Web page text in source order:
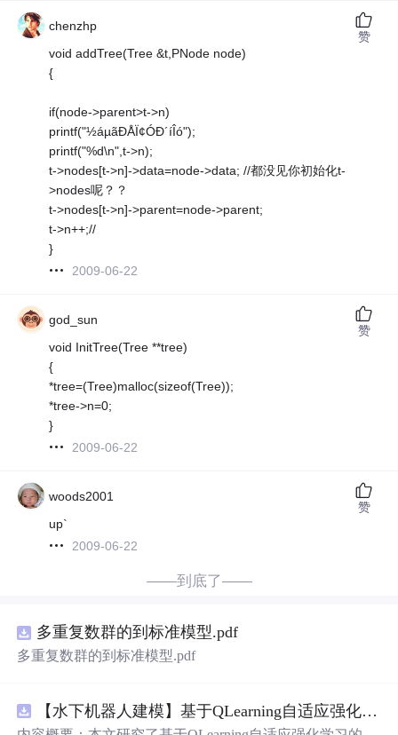
chenzhp
void addTree(Tree &t,PNode node)
{
if(node->parent>t->n)
printf("½áµãÐÅÏ¢ÓÐ´íÎó");
printf("%d\n",t->n);
t->nodes[t->n]->data=node->data; //都没见你初始化t-
>nodes呢？？
t->nodes[t->n]->parent=node->parent;
t->n++;//
}
2009-06-22
赞
god_sun
void InitTree(Tree **tree)
{
*tree=(Tree)malloc(sizeof(Tree));
*tree->n=0;
}
2009-06-22
赞
woods2001
up`
2009-06-22
赞
——到底了——
多重复数群的到标准模型.pdf
多重复数群的到标准模型.pdf
【水下机器人建模】基于QLearning自适应强化学习PID控制器在AUV中的应用研究（Matlab